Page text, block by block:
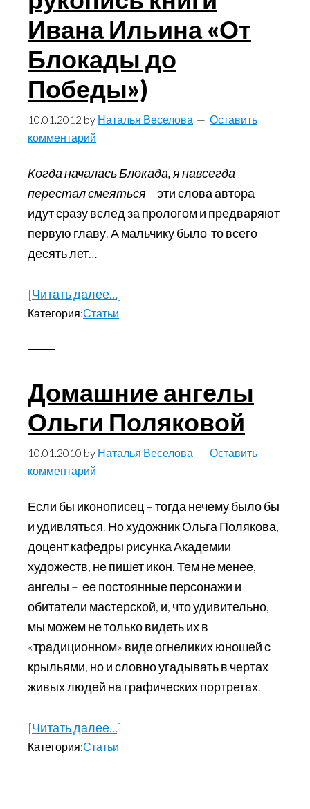
на
конгрессе
физиков)
Ивана Ильина «От
Блокады до
Победы»)
10.01.2012 by Наталья Веселова
Оставить
комментарий
Когда началась Блокада, я навсегда
перестал смеяться– эти слова автора
идут сразу вслед за прологом и предваряют
первую главу. А мальчику было-то всего
десять лет…
[Читать далее…]
смеялся.
(Рецензия
на
рукопись
Ильина
«От
Блокады
до
Победы»)
Категория:Статьи
Домашние ангелы
Ольги Поляковой
10.01.2010 by Наталья Веселова
Оставить
комментарий
Если бы иконописец – тогда нечему было бы
и удивляться. Но художник Ольга Полякова,
доцент кафедры рисунка Академии
художеств, не пишет икон. Тем не менее,
ангелы – ее постоянные персонажи и
обитатели мастерской, и, что удивительно,
мы можем не только видеть их в
«традиционном» виде огнеликих юношей с
крыльями, но и словно угадывать в чертах
живых людей на графических портретах.
[Читать далее…]
Категория:Статьи